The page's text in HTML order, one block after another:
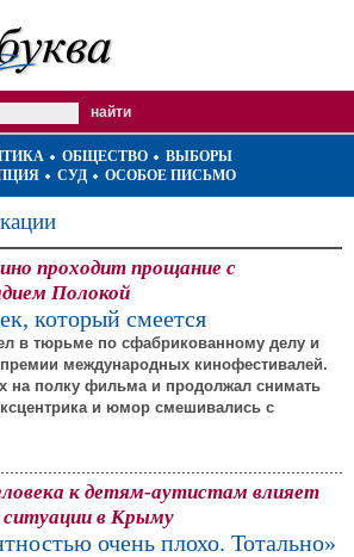
ОБЩЕСТВО
ВЫБОРЫ
СУД ОСОБОЕ ПИСЬМО
проходит прощание с
Полокой
который смеется
в тюрьме по сфабрикованному делу и
международных кинофестивалей.
на полку фильма и продолжал снимать
и юмор смешивались с
к детям-аутистам влияет
ситуации в Крыму
очень плохо. Тотально»